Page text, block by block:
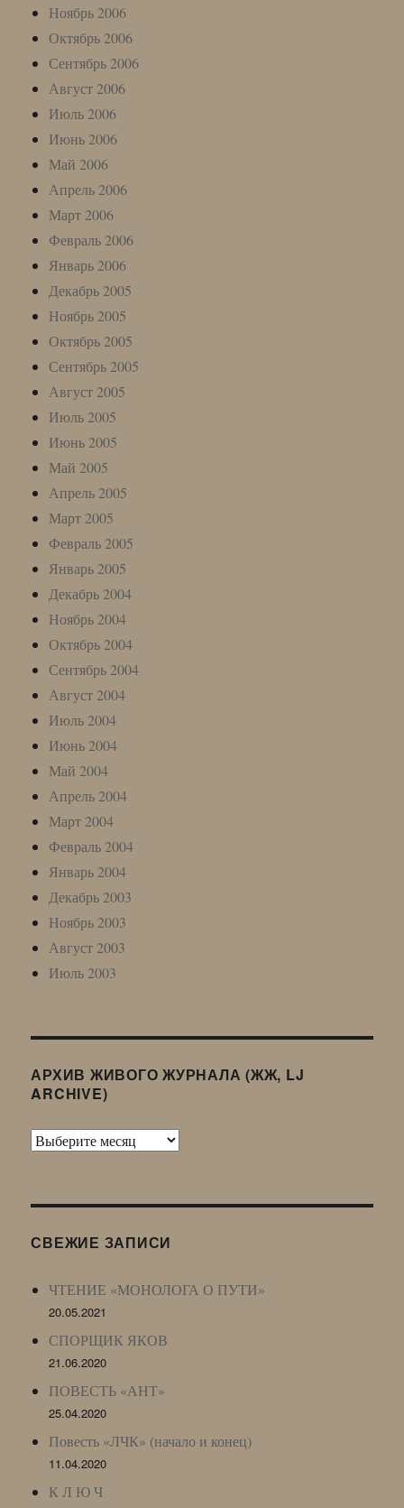
Ноябрь 2006
Октябрь 2006
Сентябрь 2006
Август 2006
Июль 2006
Июнь 2006
Май 2006
Апрель 2006
Март 2006
Февраль 2006
Январь 2006
Декабрь 2005
Ноябрь 2005
Октябрь 2005
Сентябрь 2005
Август 2005
Июль 2005
Июнь 2005
Май 2005
Апрель 2005
Март 2005
Февраль 2005
Январь 2005
Декабрь 2004
Ноябрь 2004
Октябрь 2004
Сентябрь 2004
Август 2004
Июль 2004
Июнь 2004
Май 2004
Апрель 2004
Март 2004
Февраль 2004
Январь 2004
Декабрь 2003
Ноябрь 2003
Август 2003
Июль 2003
АРХИВ ЖИВОГО ЖУРНАЛА (ЖЖ, LJ
ARCHIVE)
Архив
LJ
СВЕЖИЕ ЗАПИСИ
ЧТЕНИЕ «МОНОЛОГА О ПУТИ»
20.05.2021
СПОРЩИК ЯКОВ
21.06.2020
ПОВЕСТЬ «АНТ»
25.04.2020
Повесть «ЛЧК» (начало и конец)
11.04.2020
К Л Ю Ч